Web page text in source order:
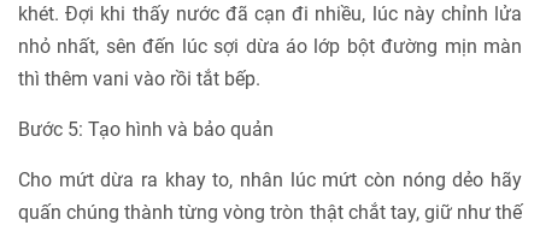
khét. Đợi khi thấy nước đã cạn đi nhiều, lúc này chỉnh lửa
nhỏ nhất, sên đến lúc sợi dừa áo lớp bột đường mịn màn
thì thêm vani vào rồi tắt bếp.
Bước 5: Tạo hình và bảo quản
Cho mứt dừa ra khay to, nhân lúc mứt còn nóng dẻo hãy
quấn chúng thành từng vòng tròn thật chắt tay, giữ như thế